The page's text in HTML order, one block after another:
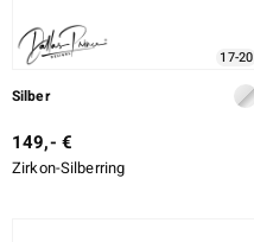
17-20
Silber
149,- €
Zirkon-Silberring